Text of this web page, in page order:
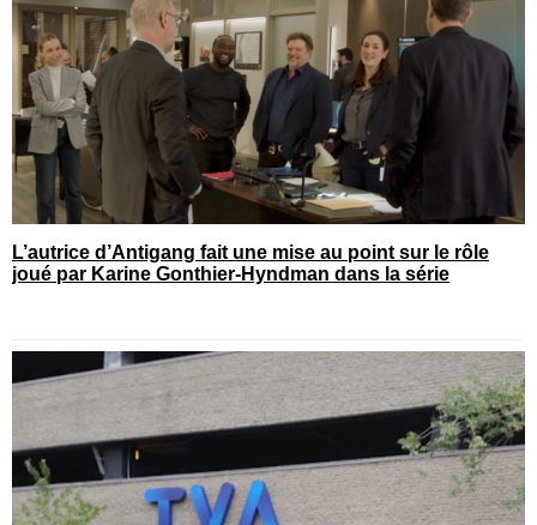
L’autrice d’Antigang fait une mise au point sur le rôle
joué par Karine Gonthier-Hyndman dans la série